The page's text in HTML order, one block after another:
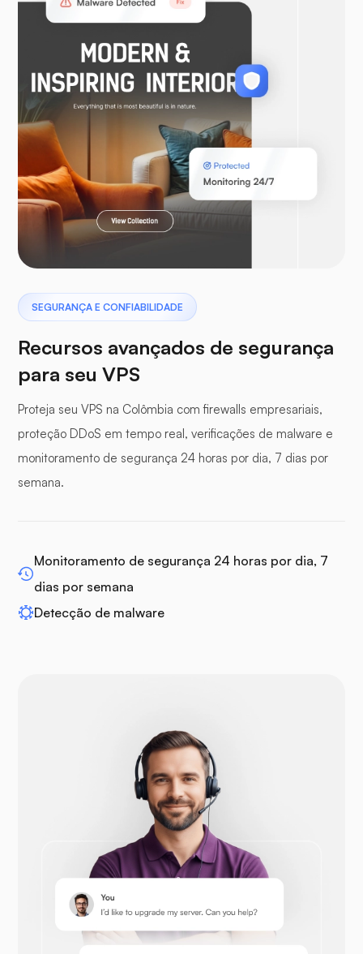
WooCommerce
Laravel
Drupal
Prestashop
SEGURANÇA E CONFIABILIDADE
Recursos avançados de segurança
para seu VPS
Proteja seu VPS na Colômbia com firewalls empresariais,
proteção DDoS em tempo real, verificações de malware e
monitoramento de segurança 24 horas por dia, 7 dias por
semana.
Monitoramento de segurança 24 horas por dia, 7
dias por semana
Detecção de malware